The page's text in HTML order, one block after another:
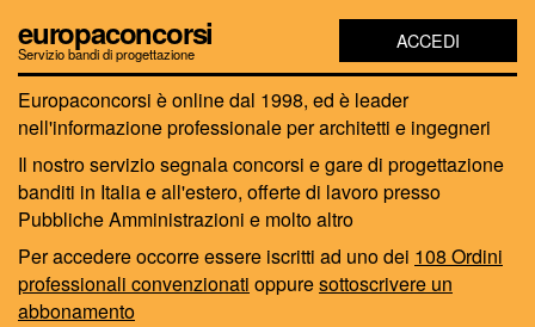
europaconcorsi
Servizio bandi di progettazione
ACCEDI
Europaconcorsi è online dal 1998, ed è leader
nell'informazione professionale per architetti e ingegneri
Il nostro servizio segnala concorsi e gare di progettazione
banditi in Italia e all'estero, offerte di lavoro presso
Pubbliche Amministrazioni e molto altro
Per accedere occorre essere iscritti ad uno dei 108 Ordini
professionali convenzionati oppuresottoscrivere un
abbonamento